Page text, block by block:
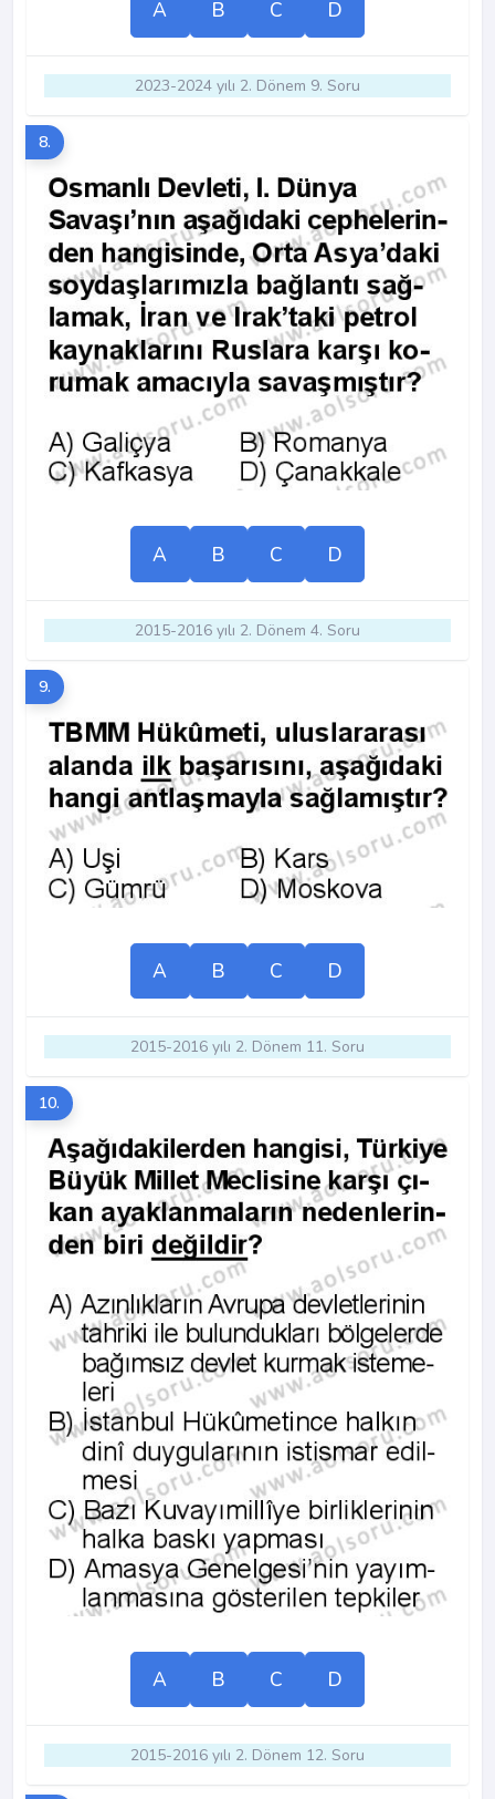
A B C D
2023-2024 yılı 2. Dönem 9. Soru
8.
A B C D
2015-2016 yılı 2. Dönem 4. Soru
9.
A B C D
2015-2016 yılı 2. Dönem 11. Soru
10.
A B C D
2015-2016 yılı 2. Dönem 12. Soru